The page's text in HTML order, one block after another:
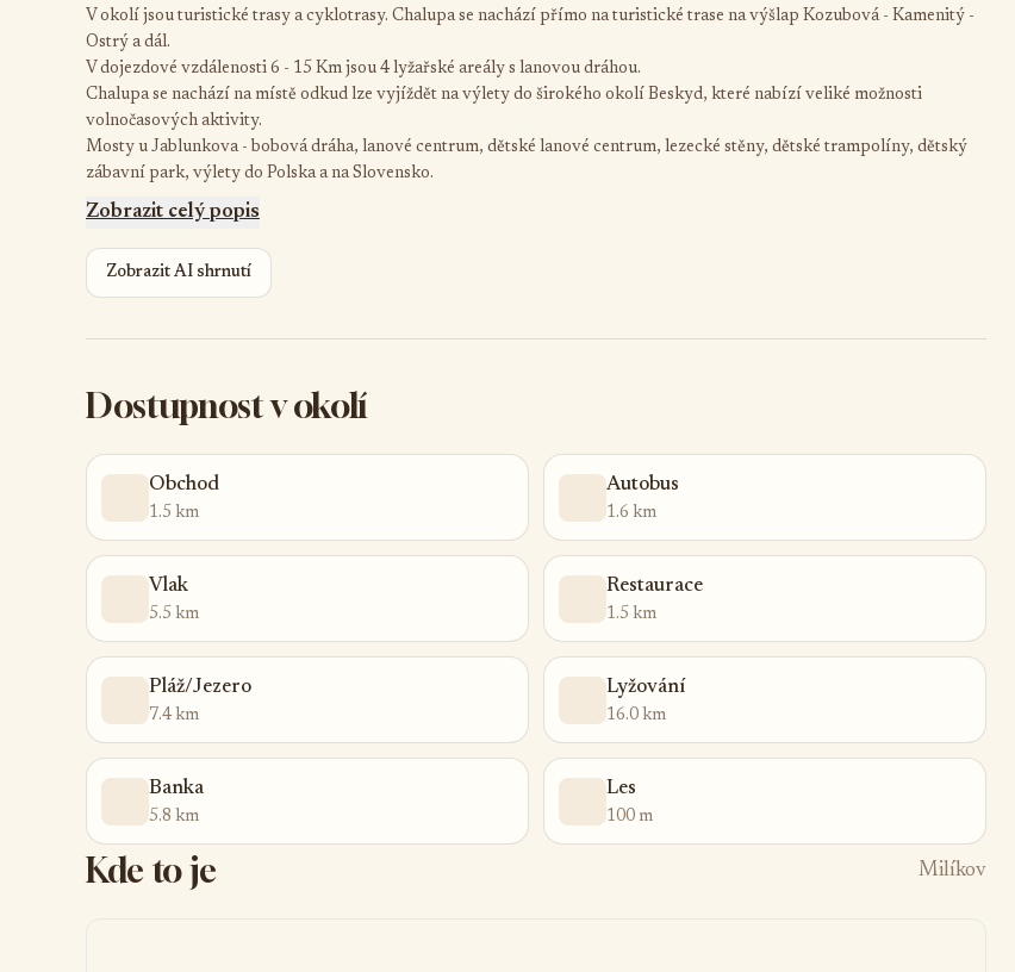
V okolí jsou turistické trasy a cyklotrasy. Chalupa se nachází přímo na turistické trase na výšlap Kozubová - Kamenitý -
Ostrý a dál.
V dojezdové vzdálenosti 6 - 15 Km jsou 4 lyžařské areály s lanovou dráhou.
Chalupa se nachází na místě odkud lze vyjíždět na výlety do širokého okolí Beskyd, které nabízí veliké možnosti
volnočasových aktivity.
Mosty u Jablunkova - bobová dráha, lanové centrum, dětské lanové centrum, lezecké stěny, dětské trampolíny, dětský
zábavní park, výlety do Polska a na Slovensko.
Zobrazit celý popis
Zobrazit AI shrnutí
Dostupnost v okolí
Obchod
1.5 km
Autobus
1.6 km
Vlak
5.5 km
Restaurace
1.5 km
Pláž/Jezero
7.4 km
Lyžování
16.0 km
Banka
5.8 km
Les
100 m
Kde to je Milíkov